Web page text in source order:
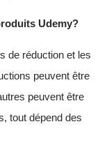
Udemy?
de réduction et les
peuvent être
peuvent être
tout dépend des